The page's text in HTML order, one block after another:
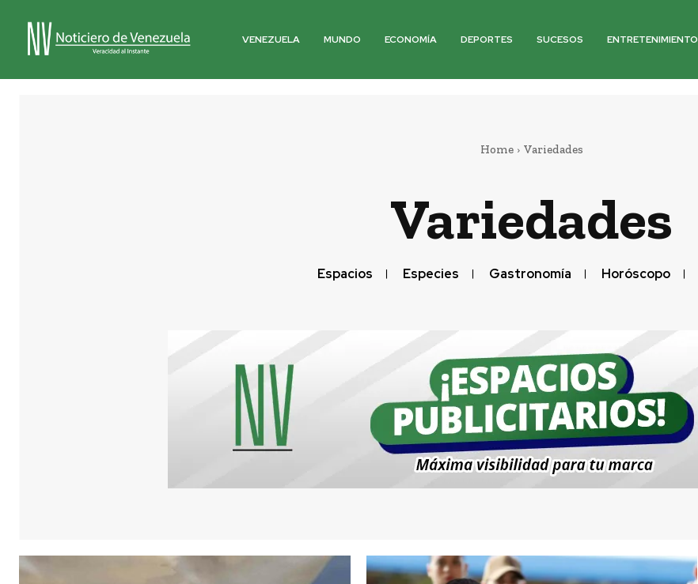
VENEZUELA MUNDO ECONOMÍA DEPORTES SUCESOS ENTRETENIMIENTO
Home Variedades
Variedades
Espacios Especies Gastronomía Horóscopo